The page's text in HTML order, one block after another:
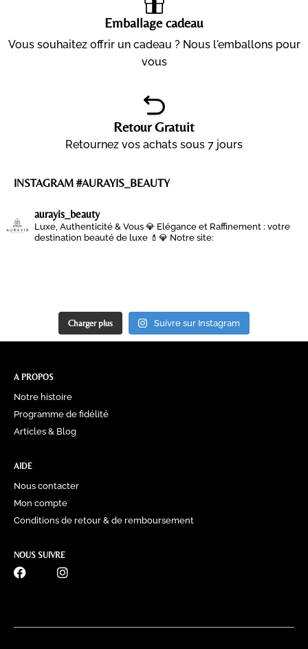
Emballage cadeau
Vous souhaitez offrir un cadeau ? Nous l'emballons pour
vous
Retour Gratuit
Retournez vos achats sous 7 jours
INSTAGRAM #AURAYIS_BEAUTY
aurayis_beauty
Luxe, Authenticité & Vous 💎 Elégance et Raffinement : votre
destination beauté de luxe 💄💎 Notre site:
Charger plus Suivre sur Instagram
A PROPOS
Notre histoire
Programme de fidélité
Articles & Blog
AIDE
Nous contacter
Mon compte
Conditions de retour & de remboursement
NOUS SUIVRE